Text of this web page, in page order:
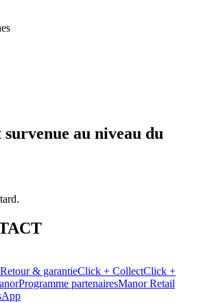
au niveau du
Retour & garantieClick + CollectClick +
Programme partenairesManor Retail